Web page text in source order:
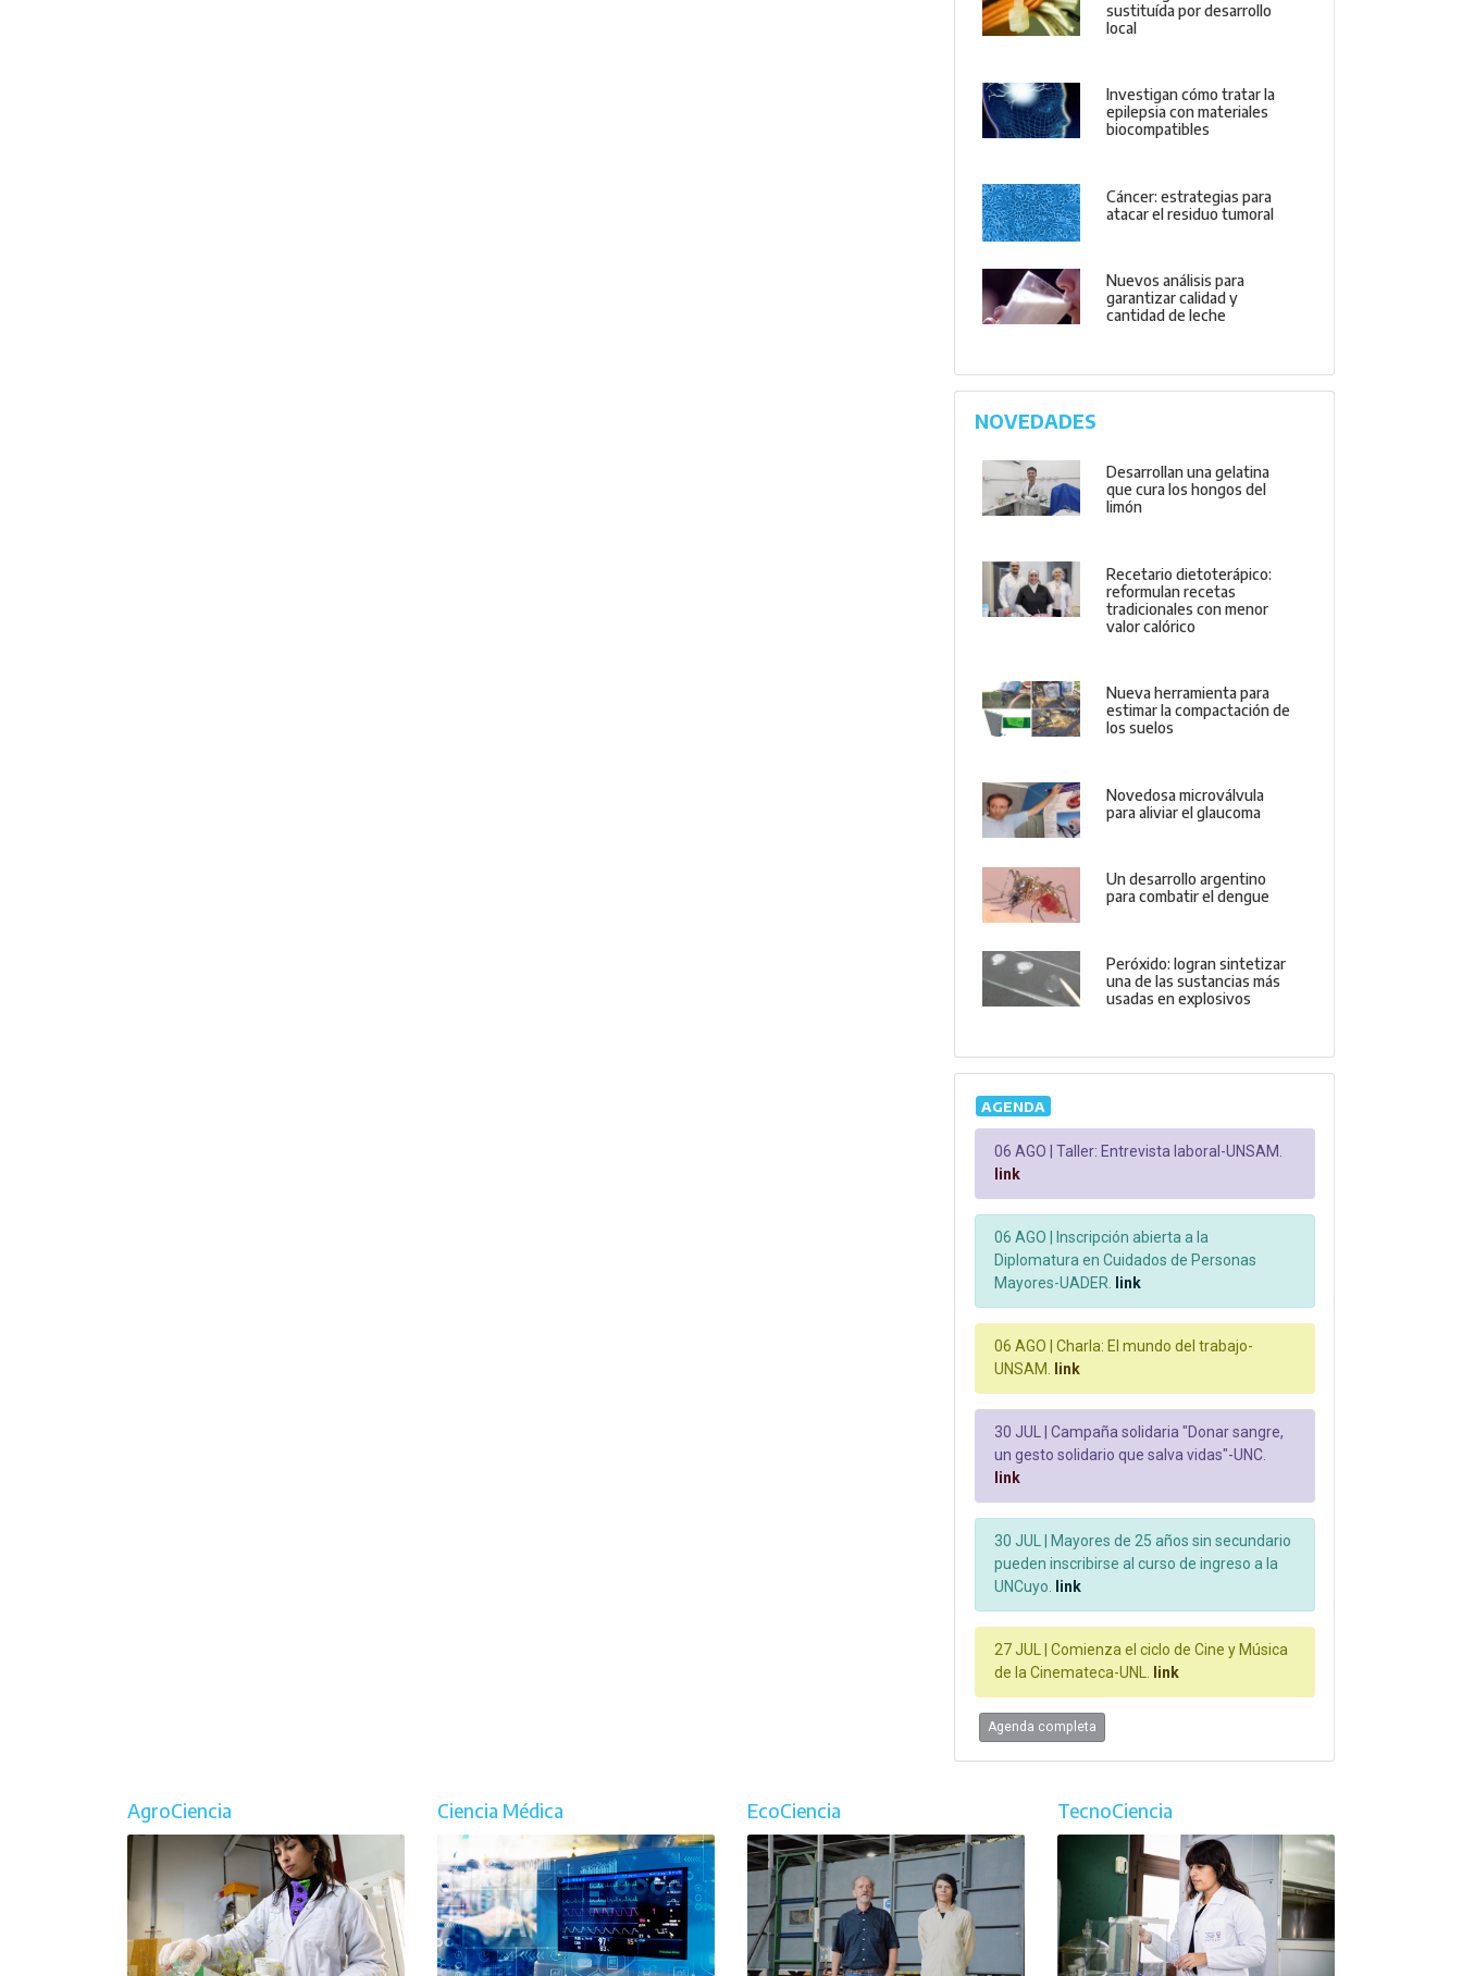
sustituída por desarrollo
local
Investigan cómo tratar la
epilepsia con materiales
biocompatibles
Cáncer: estrategias para
atacar el residuo tumoral
Nuevos análisis para
garantizar calidad y
cantidad de leche
NOVEDADES
Desarrollan una gelatina
que cura los hongos del
limón
Recetario dietoterápico:
reformulan recetas
tradicionales con menor
valor calórico
Nueva herramienta para
estimar la compactación de
los suelos
Novedosa microválvula
para aliviar el glaucoma
Un desarrollo argentino
para combatir el dengue
Peróxido: logran sintetizar
una de las sustancias más
usadas en explosivos
AGENDA
06 AGO |
Taller: Entrevista laboral-UNSAM.
link
06 AGO |
Inscripción abierta a la
Diplomatura en Cuidados de Personas
Mayores-UADER.
link
06 AGO |
Charla: El mundo del trabajo-
UNSAM.
link
30 JUL |
Campaña solidaria "Donar sangre,
un gesto solidario que salva vidas"-UNC.
link
30 JUL |
Mayores de 25 años sin secundario
pueden inscribirse al curso de ingreso a la
UNCuyo.
link
27 JUL |
Comienza el ciclo de Cine y Música
de la Cinemateca-UNL.
link
Agenda completa
AgroCiencia Ciencia Médica EcoCiencia TecnoCiencia